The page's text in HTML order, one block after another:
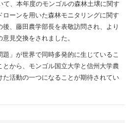
て、本年度のモンゴルの森林土壌に関す
ーンを用いた森林モニタリングに関す
、藤田農学部長を表敬訪問され、より
見交換をされました。
」が世界で同時多発的に生じているこ
とから、モンゴル国立大学と信州大学農
活動の一つになることが期待されてい